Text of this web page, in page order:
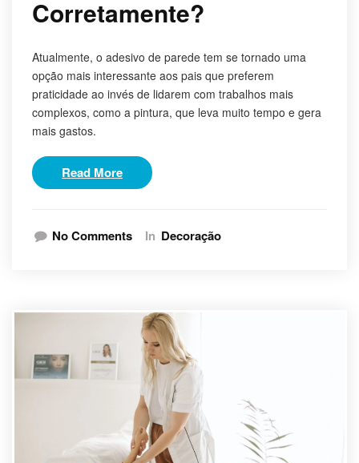
Corretamente?
Atualmente, o adesivo de parede tem se tornado uma
opção mais interessante aos pais que preferem
praticidade ao invés de lidarem com trabalhos mais
complexos, como a pintura, que leva muito tempo e gera
mais gastos.
Read More
No Comments In Decoração